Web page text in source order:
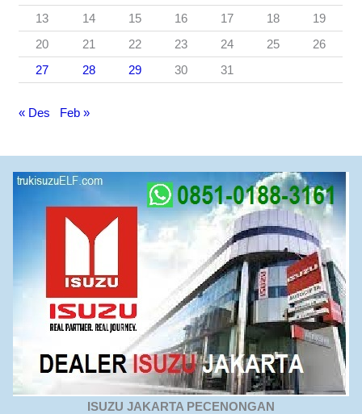
13
14 15 16 17 18
19
20
21 22 23 24 25
26
27
28 29 30 31
« Des Feb »
ISUZU JAKARTA PECENONGAN